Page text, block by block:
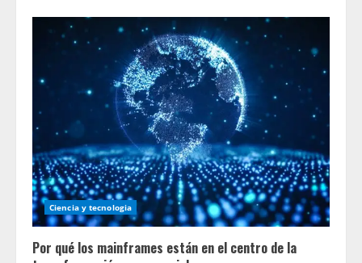
Ciencia y tecnologia
Por qué los mainframes están en el centro de la